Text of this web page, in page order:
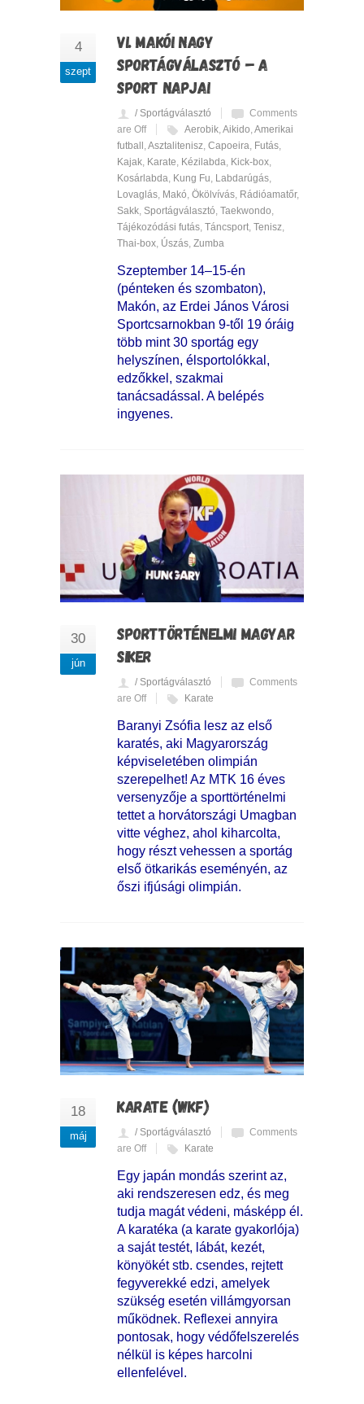
4
szept
VI. MAKÓI NAGY
SPORTÁGVÁLASZTÓ – A
SPORT NAPJAI
/ Sportágválasztó
Comments
are Off
Aerobik,Aikido,Amerikai
futball ,Asztalitenisz, Capoeira, Futás,
Kajak, Karate, Kézilabda, Kick-box,
Kosárlabda, Kung Fu, Labdarúgás,
Lovaglás, Makó, Ökölvívás, Rádióamatőr,
Sakk, Sportágválasztó, Taekwondo,
Tájékozódási futás, Táncsport, Tenisz,
Thai-box, Úszás, Zumba
Szeptember 14–15-én
(pénteken és szombaton),
Makón, az Erdei János Városi
Sportcsarnokban 9-től 19 óráig
több mint 30 sportág egy
helyszínen, élsportolókkal,
edzőkkel, szakmai
tanácsadással. A belépés
ingyenes.
30
jún
SPORTTÖRTÉNELMI MAGYAR
SIKER
/ Sportágválasztó
Comments
are Off
Karate
Baranyi Zsófia lesz az első
karatés, aki Magyarország
képviseletében olimpián
szerepelhet! Az MTK 16 éves
versenyzője a sporttörténelmi
tettet a horvátországi Umagban
vitte véghez, ahol kiharcolta,
hogy részt vehessen a sportág
első ötkarikás eseményén, az
őszi ifjúsági olimpián.
18
máj
KARATE (WKF)
/ Sportágválasztó
Comments
are Off
Karate
Egy japán mondás szerint az,
aki rendszeresen edz, és meg
tudja magát védeni, másképp él.
A karatéka (a karate gyakorlója)
a saját testét, lábát, kezét,
könyökét stb. csendes, rejtett
fegyverekké edzi, amelyek
szükség esetén villámgyorsan
működnek. Reflexei annyira
pontosak, hogy védőfelszerelés
nélkül is képes harcolni
ellenfelével.